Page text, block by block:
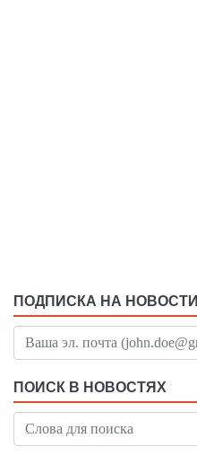
ПОДПИСКА НА НОВОСТИ
ПОИСК В НОВОСТЯХ